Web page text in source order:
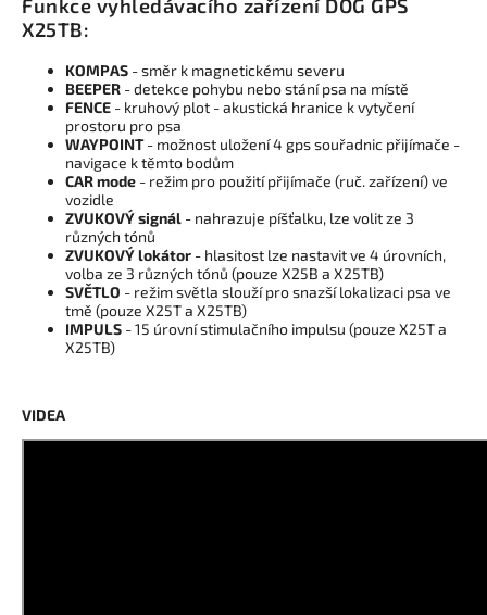
Funkce vyhledávacího zařízení DOG GPS
X25TB:
KOMPAS - směr k magnetickému severu
BEEPER - detekce pohybu nebo stání psa na místě
FENCE - kruhový plot - akustická hranice k vytyčení
prostoru pro psa
WAYPOINT- možnost uložení 4 gps souřadnic přijímače -
navigace k těmto bodům
CAR mode - režim pro použití přijímače (ruč. zařízení) ve
vozidle
ZVUKOVÝ signál - nahrazuje píšťalku, lze volit ze 3
různých tónů
ZVUKOVÝ lokátor - hlasitost lze nastavit ve 4 úrovních,
volba ze 3 různých tónů (pouze X25B a X25TB)
SVĚTLO - režim světla slouží pro snazší lokalizaci psa ve
tmě (pouze X25T a X25TB)
IMPULS - 15 úrovní stimulačního impulsu (pouze X25T a
X25TB)
VIDEA